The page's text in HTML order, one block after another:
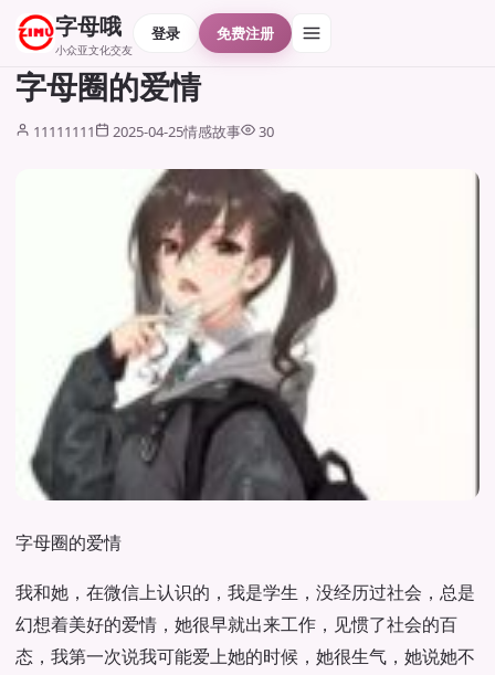
字母哦
小众亚文化交友
登录 免费注册
字母圈的爱情
11111111 2025-04-25情感故事 30
字母圈的爱情
我和她，在微信上认识的，我是学生，没经历过社会，总是
幻想着美好的爱情，她很早就出来工作，见惯了社会的百
态，我第一次说我可能爱上她的时候，她很生气，她说她不